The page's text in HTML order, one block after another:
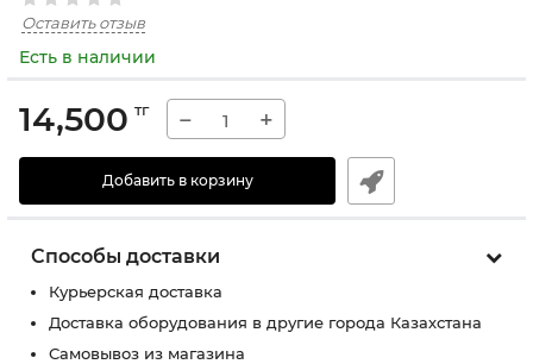
Оставить отзыв
Есть в наличии
14,500 тг − +
Добавить в корзину
Способы доставки
Курьерская доставка
Доставка оборудования в другие города Казахстана
Самовывоз из магазина